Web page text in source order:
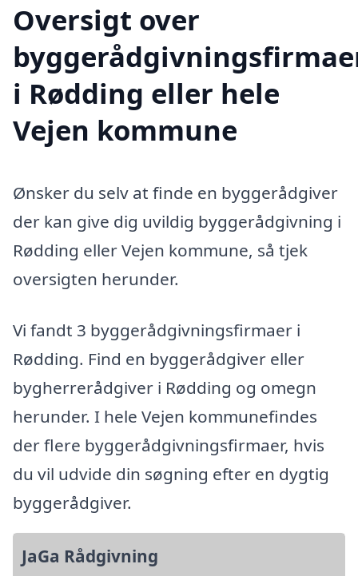
Oversigt over
i Rødding eller hele
Vejen kommune
Ønsker du selv at finde en byggerådgiver
der kan give dig uvildig byggerådgivning i
Rødding eller Vejen kommune, så tjek
oversigten herunder.
Vi fandt 3 byggerådgivningsfirmaer i
Rødding. Find en byggerådgiver eller
bygherrerådgiver i Rødding og omegn
herunder. I hele Vejen kommunefindes
der flere byggerådgivningsfirmaer, hvis
du vil udvide din søgning efter en dygtig
byggerådgiver.
JaGa Rådgivning